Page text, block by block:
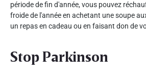
période de fin d'année, vous pouvez
froide de l'année en achetant une soupe
un repas en cadeau ou en faisant don de
Stop Parkinson